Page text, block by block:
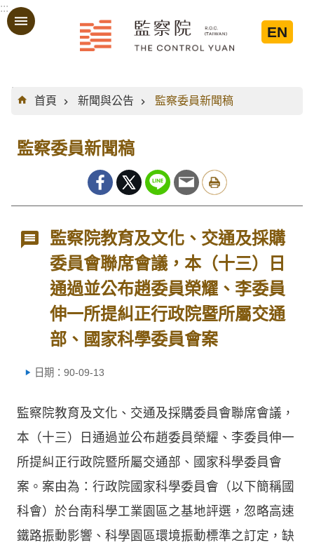
跳到主要內容區塊
:::
EN
:::
首頁
新聞與公告 監察委員新聞稿
監察委員新聞稿
監察院教育及文化、交通及採購
委員會聯席會議，本（十三）日
通過並公布趙委員榮耀、李委員
伸一所提糾正行政院暨所屬交通
部、國家科學委員會案
日期：90-09-13
監察院教育及文化、交通及採購委員會聯席會議，
本（十三）日通過並公布趙委員榮耀、李委員伸一
所提糾正行政院暨所屬交通部、國家科學委員會
案。案由為：行政院國家科學委員會（以下簡稱國
科會）於台南科學工業園區之基地評選，忽略高速
鐵路振動影響、科學園區環境振動標準之訂定，缺